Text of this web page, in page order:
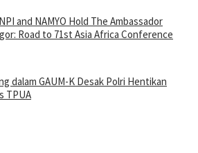
and NAMYO Hold The Ambassador
Road to 71st Asia Africa Conference
dalam GAUM-K Desak Polri Hentikan
TPUA